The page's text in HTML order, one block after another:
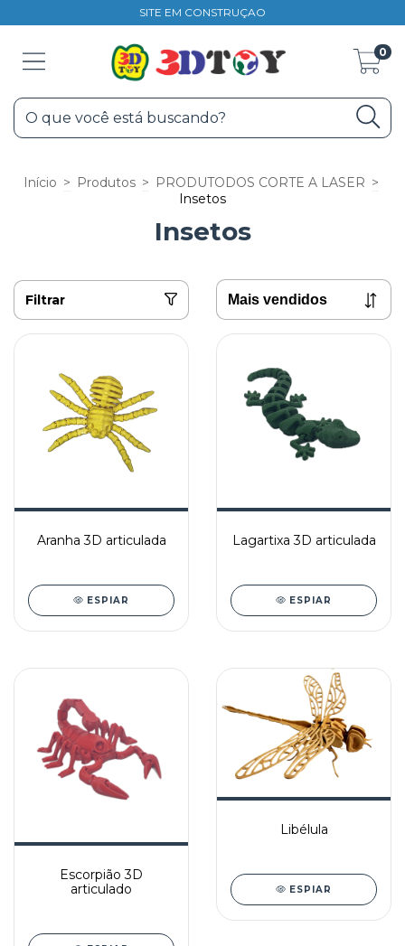
SITE EM CONSTRUÇAO
0
Início > Produtos > PRODUTODOS CORTE A LASER >
Insetos
Insetos
Filtrar
Aranha 3D articulada
ESPIAR
Lagartixa 3D articulada
ESPIAR
Escorpião 3D
articulado
Libélula
ESPIAR